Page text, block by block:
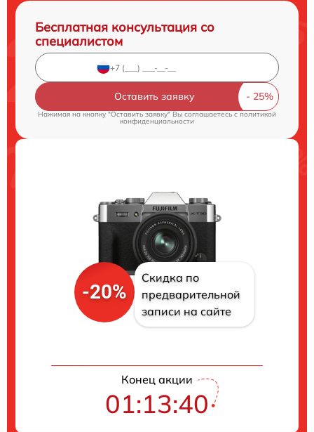
Бесплатная консультация со
специалистом
Оставить заявку
Нажимая на кнопку "Оставить заявку" Вы соглашаетесь c политикой
конфиденциальности
-20%
Скидка по
предварительной
записи на сайте
Конец акции
01:13:39